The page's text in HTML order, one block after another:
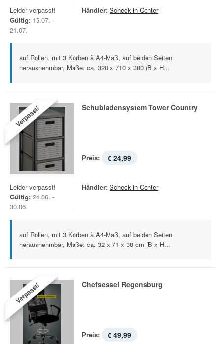
Leider verpasst!
Gültig: 15.07. -
21.07.
Händler: Scheck-in Center
auf Rollen, mit 3 Körben à A4-Maß, auf beiden Seiten
herausnehmbar, Maße: ca. 320 x 710 x 380 (B x H...
Verpasst! Schubladensystem Tower Country
Preis: € 24,99
Leider verpasst!
Gültig: 24.06. -
30.06.
Händler: Scheck-in Center
auf Rollen, mit 3 Körben à A4-Maß, auf beiden Seiten
herausnehmbar, Maße: ca. 32 x 71 x 38 cm (B x H...
Verpasst! Chefsessel Regensburg
Preis: € 49,99